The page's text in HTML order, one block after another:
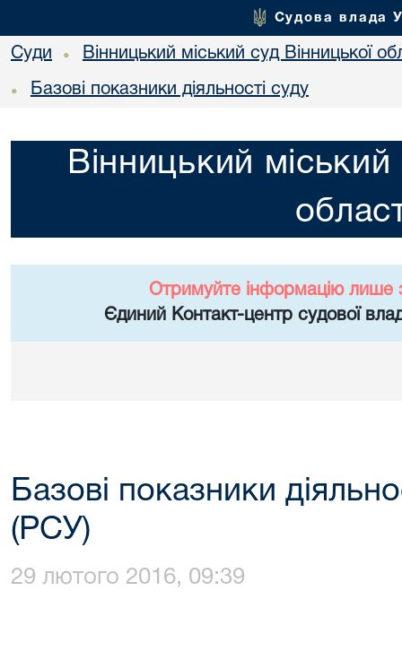
Судова влада
Суди • Вінницький міський суд Вінницької
• Базові показники діяльності суду
Вінницький міський
Отримуйте інформацію лише
Єдиний Контакт-центр судової
Базові показники
(PCУ)
29 лютого 2016, 09:39